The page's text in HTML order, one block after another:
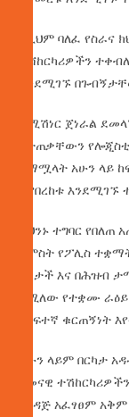
ከዚህምባለፈ የስራና
ተሸከርካሪዎችን
እንደሚገኙ
ኮሚሽነር ጀነራል
የታጠቃቸውን
በማሟላት አሁን ላይ
እያበረከቱ እንደሚገኙ
ይህንኑ ተግባር
አምስት የፖሊስ
አካታች እና በሕዝብ
የሚለው የተቋሙ
በከፍተኛ ቁርጠኝነት
አሁን ላይም በርካታ
ዘመናዊ
የግዳጅ አፈፃፀም